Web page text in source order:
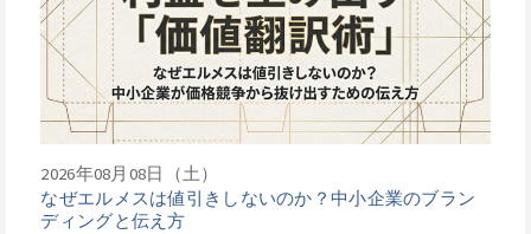
2026年08月08日（土）
なぜエルメスは値引きしないのか？中小企業のブラン
ディングと伝え方